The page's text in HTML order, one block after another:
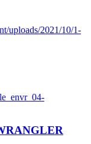
uploads/2021/10/1-